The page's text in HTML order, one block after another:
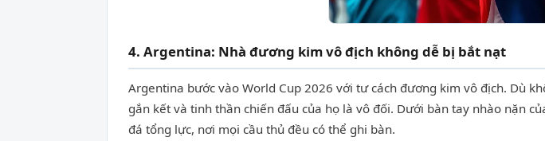
4. Argentina: Nhà đương kim vô địch không dễ bị bắt nạt
Argentina bước vào World Cup 2026 với tư cách đương kim vô địch. Dù
gắn kết và tinh thần chiến đấu của họ là vô đối. Dưới bàn tay nhào nặn
đá tổng lực, nơi mọi cầu thủ đều có thể ghi bàn.